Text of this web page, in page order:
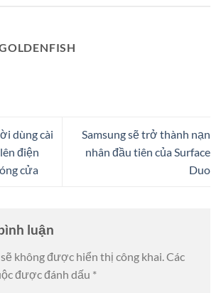
dùng cài
điện
cửa
Samsung sẽ trở thành nạn
nhân đầu tiên của Surface
Duo
luận
không được hiển thị công khai.Các
được đánh dấu *